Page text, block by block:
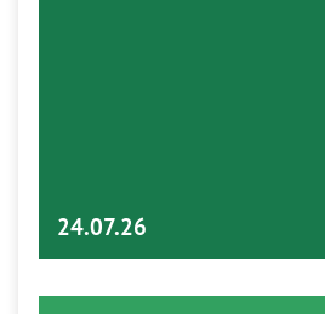
24.07.26